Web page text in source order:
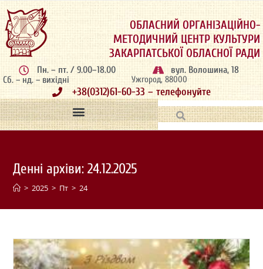
ОБЛАСНИЙ ОРГАНІЗАЦІЙНО-
МЕТОДИЧНИЙ ЦЕНТР КУЛЬТУРИ
ЗАКАРПАТСЬКОЇ ОБЛАСНОЇ РАДИ
Пн. – пт. / 9.00–18.00
Сб. – нд. – вихідні
вул. Волошина, 18
Ужгород, 88000
+38(0312)61-60-33 – телефонуйте
Денні архіви: 24.12.2025
> 2025 > Пт > 24